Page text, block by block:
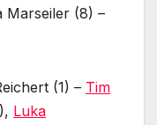
Marseiler (8) –
(1) – Tim
Luka